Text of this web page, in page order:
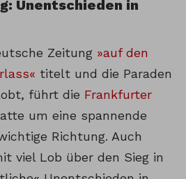
Unentschieden in
Zeitung »auf den
titelt und die Paraden
führt die Frankfurter
um eine spannende
Richtung. Auch
viel Lob über den Sieg in